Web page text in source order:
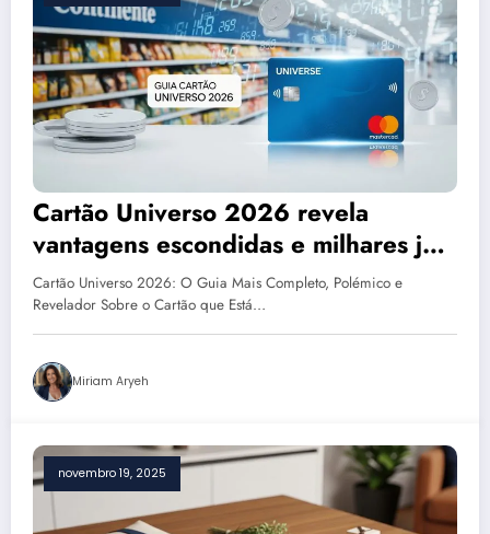
Cartão Universo 2026 revela
vantagens escondidas e milhares já
estão a aderir sem perceber o poder
real deste cartão
Cartão Universo 2026: O Guia Mais Completo, Polémico e
Revelador Sobre o Cartão que Está…
Miriam Aryeh
novembro 19, 2025